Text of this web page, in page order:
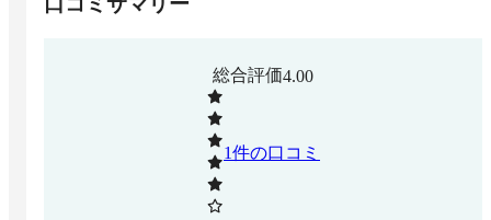
総合評価4.00
1件の口コミ